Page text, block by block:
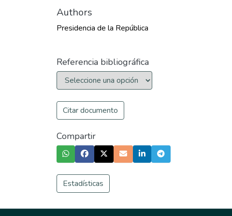
Authors
Presidencia de la República
Referencia bibliográfica
Citar documento
Compartir
Estadísticas